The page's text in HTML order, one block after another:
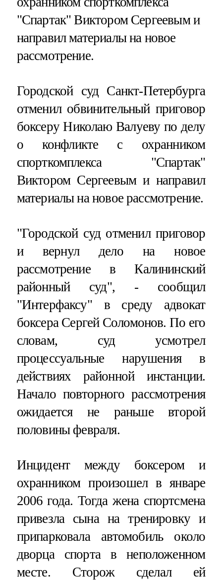
"Спартак" Виктором Сергеевым и
направил материалы на новое
рассмотрение.
Городской суд Санкт-Петербурга
отменил обвинительный приговор
боксеру Hиколаю Валуеву по делу
о конфликте с охранником
спорткомплекса "Спартак"
Виктором Сергеевым и направил
материалы на новое рассмотрение.
"Городской суд отменил приговор
и вернул дело на новое
рассмотрение в Калининский
районный суд", - сообщил
"Интерфаксу" в среду адвокат
боксера Сергей Соломонов. По его
словам, суд усмотрел
процессуальные нарушения в
действиях районной инстанции.
Начало повторного рассмотрения
ожидается не раньше второй
половины февраля.
Инцидент между боксером и
охранником произошел в январе
2006 года. Тогда жена спортсмена
привезла сына на тренировку и
припарковала автомобиль около
дворца спорта в неположенном
месте. Сторож сделал ей